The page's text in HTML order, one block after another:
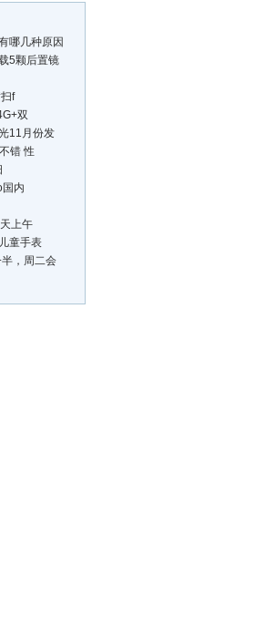
哪几种原因
5颗后置镜
f
双
11月份发
错 性
内
上午
童手表
，周二会